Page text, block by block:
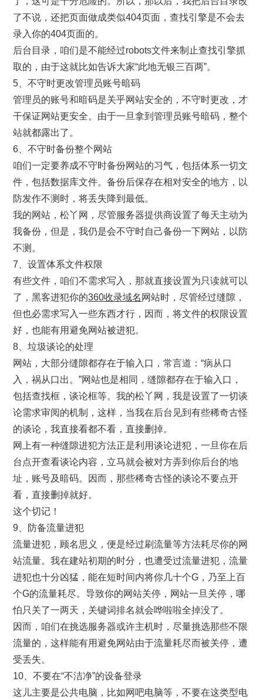
了不说，还把页面做成类似404页面，查找引擎是不会去
录入你的404页面的。
后台目录，咱们是不能经过robots文件来制止查找引擎抓
取的，由于这就比如告诉大家“此地无银三百两”。
5、不守时更改管理员账号暗码
管理员的账号和暗码是关乎网站安全的，不守时更改，才
干保证网站更安全。由于一旦拿到管理员账号暗码，整个
站就都露出了。
6、不守时备份整个网站
咱们一定要养成不守时备份网站的习气，包括体系一切文
件，包括数据库文件。备份后保存在相对安全的地方，以
防发作不测时，将丢失降到最低。
我的网站，松丫网，尽管服务器提供商设置了每天主动为
我备份，但是，我仍是会不守时自己备份一下网站，以防
不测。
7、设置体系文件权限
有些文件，咱们不需求写入，那就直接设置为只读就可以
了，黑客进犯你的360收录域名 网站时，尽管经过缝隙，
但也必需求写入一些东西才行，因而，将文件的权限设置
好，也能有用避免网站被进犯。
8、垃圾谈论的处理
网站，大部分缝隙都存在于输入口，常言道：“病从口
入，祸从口出。”网站也是相同，缝隙都存在于输入口，
包括查找框，谈论框等。我的松丫网，我是设置了一切谈
论需求审阅的机制，这样，当我在后台见到有些稀奇古怪
的谈论，我直接看都不看，直接删掉。
网上有一种缝隙进犯方法正是利用谈论进犯，一旦你在后
台点开查看谈论内容，立马就会被对方弄到你后台的地
址，账号及暗码。因而，那些稀奇古怪的谈论不要点开
看，直接删掉就好。
这个切记！
9、防备流量进犯
流量进犯，顾名思义，便是经过刷流量等方法耗尽你的网
站流量。我在建站初期的时分，也遭受过流量进犯，流量
进犯也十分凶猛，能在短时间内将你几十个G，乃至上百
个G的流量耗尽。导致你的网站关停，网站一旦关停，哪
怕只关了一两天，关键词排名就会哗啦啦全掉没了。
因而，咱们在挑选服务器或许主机时，尽量挑选那些不限
流量的，这样能有用避免网站由于流量耗尽而被关停，遭
受丢失。
10、不要在“不洁净”的设备登录
这儿主要是公共电脑，比如网吧电脑等，不要在这类型电